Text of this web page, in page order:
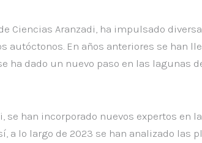
Ciencias Aranzadi, ha impulsado
En años anteriores se han
ha dado un nuevo paso en las lagunas
han incorporado nuevos expertos en
a lo largo de 2023 se han analizado las